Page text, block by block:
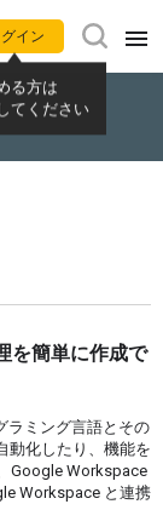
イド
グイン
る方は
てください
を簡単に作成で
ラミング言語とその
動化したり、機能を
Google Workspace
Workspace と連携